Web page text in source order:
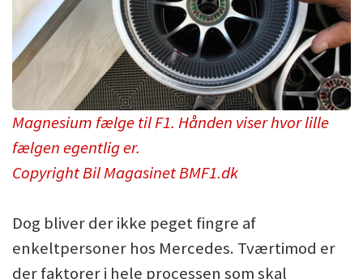
Magnesium fælge til F1. Hånden viser hvor lille
fælgen egentlig er.
Copyright Bil Magasinet BMF1.dk
Dog bliver der ikke peget fingre af
enkeltpersoner hos Mercedes. Tværtimod er
der faktorer i hele processen som skal